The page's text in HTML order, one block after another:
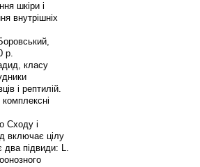
шкіри і
внутрішніх
р.
класу
і рептилій.
Сходу і
включає цілу
два підвиди: L.